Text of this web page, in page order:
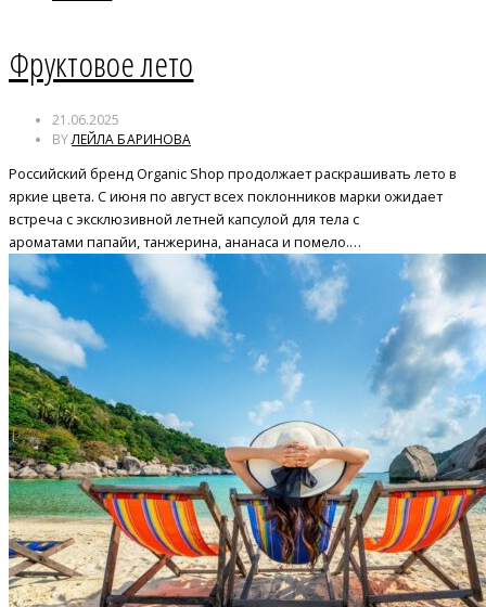
Фруктовое лето
21.06.2025
BYЛЕЙЛА БАРИНОВА
Российский бренд Organic Shop продолжает раскрашивать лето в
яркие цвета. С июня по август всех поклонников марки ожидает
встреча с эксклюзивной летней капсулой для тела с
ароматами папайи, танжерина, ананаса и помело.…